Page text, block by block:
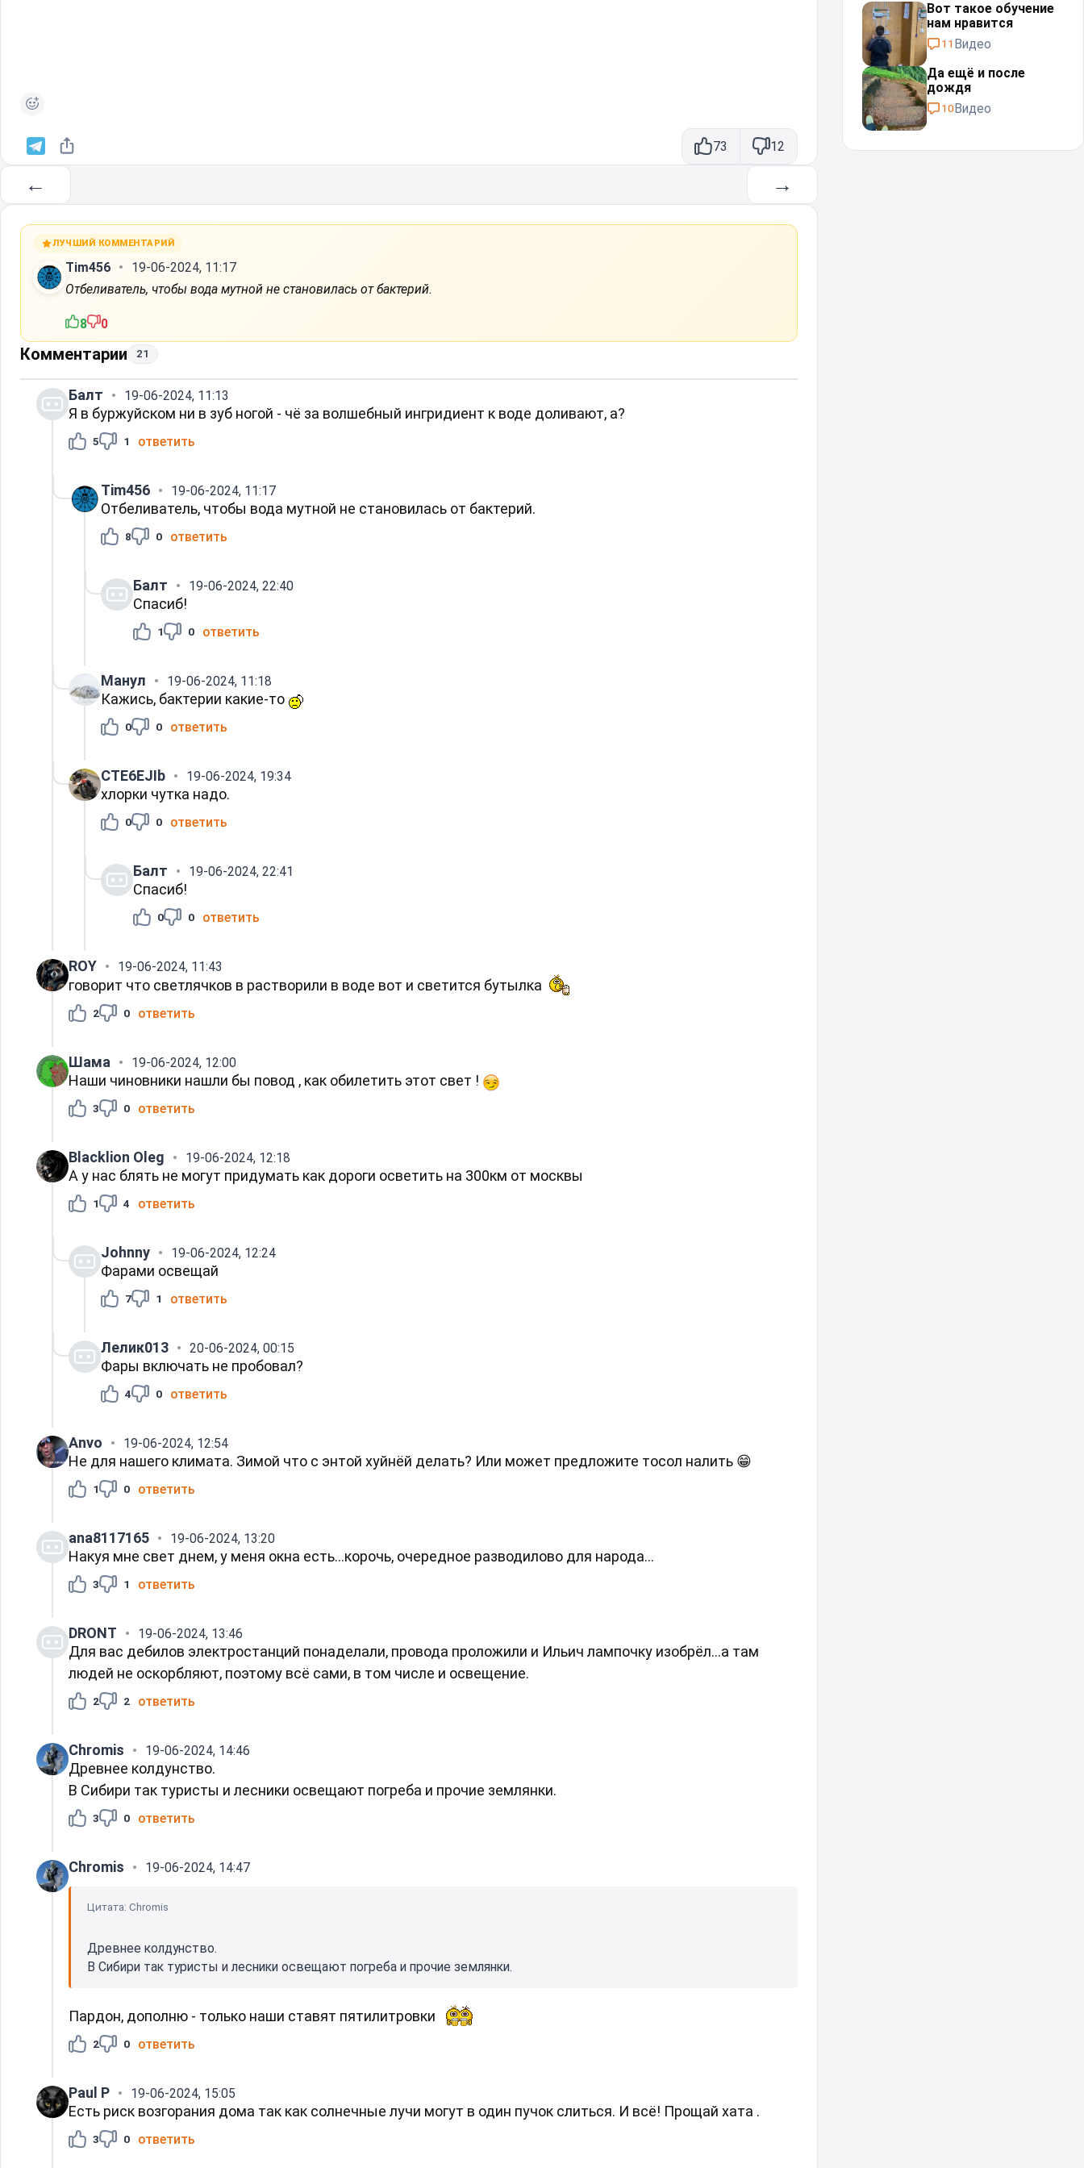
73 12
← →
ЛУЧШИЙ КОММЕНТАРИЙ
Tim456
19-06-2024, 11:17
Отбеливатель, чтобы вода мутной не становилась от бактерий.
8 0
Комментарии 21
Балт 19-06-2024, 11:13
Я в буржуйском ни в зуб ногой - чё за волшебный ингридиент к воде доливают, а?
5 1 ответить
Tim456 19-06-2024, 11:17
Отбеливатель, чтобы вода мутной не становилась от бактерий.
8 0 ответить
Балт 19-06-2024, 22:40
Спасиб!
1 0 ответить
Манул 19-06-2024, 11:18
Кажись, бактерии какие-то
0 0 ответить
CTE6EJIb 19-06-2024, 19:34
хлорки чутка надо.
0 0 ответить
Балт 19-06-2024, 22:41
Спасиб!
0 0 ответить
ROY 19-06-2024, 11:43
говорит что светлячков в растворили в воде вот и светится бутылка
2 0 ответить
Шама 19-06-2024, 12:00
Наши чиновники нашли бы повод , как обилетить этот свет !
3 0 ответить
Blacklion Oleg 19-06-2024, 12:18
А у нас блять не могут придумать как дороги осветить на 300км от москвы
1 4 ответить
Johnny 19-06-2024, 12:24
Фарами освещай
7 1 ответить
Лелик013 20-06-2024, 00:15
Фары включать не пробовал?
4 0 ответить
Anvo 19-06-2024, 12:54
Не для нашего климата. Зимой что с энтой хуйнёй делать? Или может предложите тосол налить 😁
1 0 ответить
ana8117165 19-06-2024, 13:20
Накуя мне свет днем, у меня окна есть...корочь, очередное разводилово для народа...
3 1 ответить
DRONT 19-06-2024, 13:46
Для вас дебилов электростанций понаделали, провода проложили и Ильич лампочку изобрёл...а там
людей не оскорбляют, поэтому всё сами, в том числе и освещение.
2 2 ответить
Chromis 19-06-2024, 14:46
Древнее колдунство.
В Сибири так туристы и лесники освещают погреба и прочие землянки.
3 0 ответить
Chromis 19-06-2024, 14:47
Цитата: Chromis
Древнее колдунство.
В Сибири так туристы и лесники освещают погреба и прочие землянки.
Пардон, дополню - только наши ставят пятилитровки
2 0 ответить
Paul P 19-06-2024, 15:05
Есть риск возгорания дома так как солнечные лучи могут в один пучок слиться. И всё! Прощай хата .
3 0 ответить
Вот такое обучение
нам нравится
11 Видео
Да ещё и после
дождя⁠⁠
10Видео